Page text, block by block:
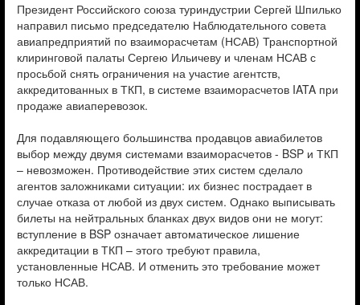
Президент Российского союза туриндустрии Сергей Шпилько
направил письмо председателю Наблюдательного совета
авиапредприятий по взаиморасчетам (НСАВ) Транспортной
клиринговой палаты Сергею Ильичеву и членам НСАВ с
просьбой снять ограничения на участие агентств,
аккредитованных в ТКП, в системе взаиморасчетов IATA при
продаже авиаперевозок.
Для подавляющего большинства продавцов авиабилетов
выбор между двумя системами взаиморасчетов - BSP и ТКП
– невозможен. Противодействие этих систем сделало
агентов заложниками ситуации: их бизнес пострадает в
случае отказа от любой из двух систем. Однако выписывать
билеты на нейтральных бланках двух видов они не могут:
вступление в BSP означает автоматическое лишение
аккредитации в ТКП – этого требуют правила,
установленные НСАВ. И отменить это требование может
только НСАВ.